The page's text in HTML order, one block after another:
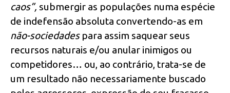
caos”, submergir as populações numa espécie
de indefensão absoluta convertendo-as em
não-sociedades para assim saquear seus
recursos naturais e/ou anular inimigos ou
competidores… ou, ao contrário, trata-se de
um resultado não necessariamente buscado